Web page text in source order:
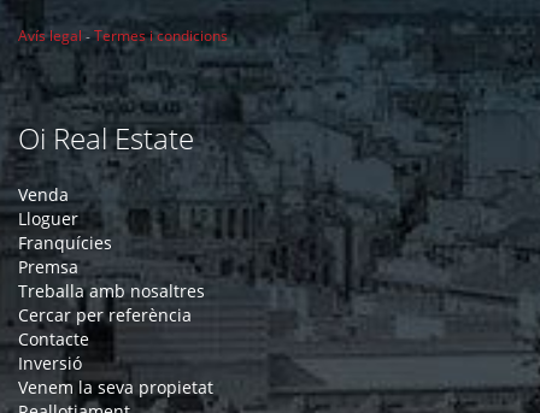
Avís legal -Termes i condicions
Oi Real Estate
Venda
Lloguer
Franquícies
Premsa
Treballa amb nosaltres
Cercar per referència
Contacte
Inversió
Venem la seva propietat